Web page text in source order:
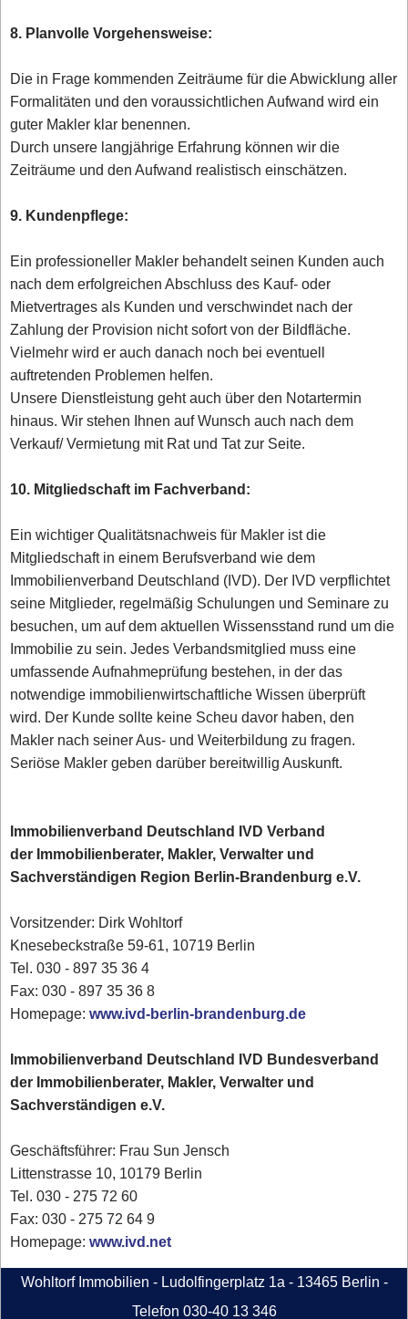
8. Planvolle Vorgehensweise:
Die in Frage kommenden Zeiträume für die Abwicklung aller
Formalitäten und den voraussichtlichen Aufwand wird ein
guter Makler klar benennen.
Durch unsere langjährige Erfahrung können wir die
Zeiträume und den Aufwand realistisch einschätzen.
9. Kundenpflege:
Ein professioneller Makler behandelt seinen Kunden auch
nach dem erfolgreichen Abschluss des Kauf- oder
Mietvertrages als Kunden und verschwindet nach der
Zahlung der Provision nicht sofort von der Bildfläche.
Vielmehr wird er auch danach noch bei eventuell
auftretenden Problemen helfen.
Unsere Dienstleistung geht auch über den Notartermin
hinaus. Wir stehen Ihnen auf Wunsch auch nach dem
Verkauf/ Vermietung mit Rat und Tat zur Seite.
10. Mitgliedschaft im Fachverband:
Ein wichtiger Qualitätsnachweis für Makler ist die
Mitgliedschaft in einem Berufsverband wie dem
Immobilienverband Deutschland (IVD). Der IVD verpflichtet
seine Mitglieder, regelmäßig Schulungen und Seminare zu
besuchen, um auf dem aktuellen Wissensstand rund um die
Immobilie zu sein. Jedes Verbandsmitglied muss eine
umfassende Aufnahmeprüfung bestehen, in der das
notwendige immobilienwirtschaftliche Wissen überprüft
wird. Der Kunde sollte keine Scheu davor haben, den
Makler nach seiner Aus- und Weiterbildung zu fragen.
Seriöse Makler geben darüber bereitwillig Auskunft.
Immobilienverband Deutschland IVD Verband
der Immobilienberater, Makler, Verwalter und
Sachverständigen Region Berlin-Brandenburg e.V.
Vorsitzender: Dirk Wohltorf
Knesebeckstraße 59-61, 10719 Berlin
Tel. 030 - 897 35 36 4
Fax: 030 - 897 35 36 8
Homepage:www.ivd-berlin-brandenburg.de
Immobilienverband Deutschland IVD Bundesverband
der Immobilienberater, Makler, Verwalter und
Sachverständigen e.V.
Geschäftsführer: Frau Sun Jensch
Littenstrasse 10, 10179 Berlin
Tel. 030 - 275 72 60
Fax: 030 - 275 72 64 9
Homepage:www.ivd.net
Wohltorf Immobilien - Ludolfingerplatz 1a - 13465 Berlin -
Telefon 030-40 13 346